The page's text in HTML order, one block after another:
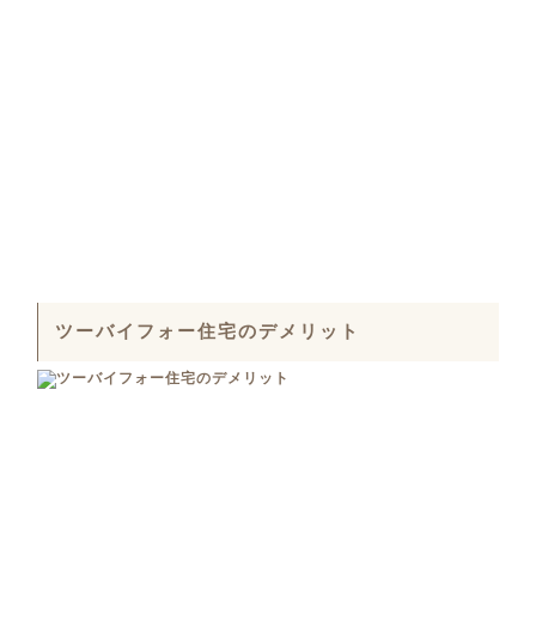
ツーバイフォー住宅のデメリット